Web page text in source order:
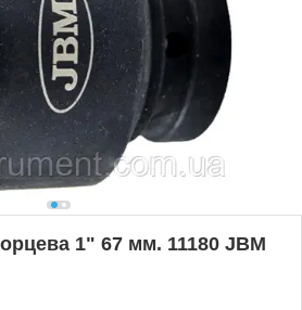
1" 67 мм. 11180 JBM